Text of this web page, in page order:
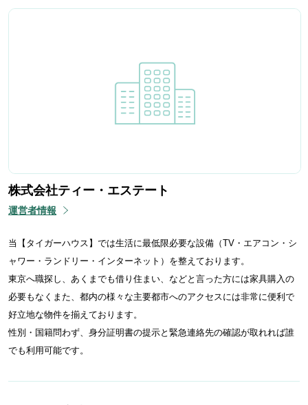
株式会社ティー・エステート
運営者情報
当【タイガーハウス】では生活に最低限必要な設備（TV・エアコン・シ
ャワー・ランドリー・インターネット）を整えております。
東京へ職探し、あくまでも借り住まい、などと言った方には家具購入の
必要もなくまた、都内の様々な主要都市へのアクセスには非常に便利で
好立地な物件を揃えております。
性別・国籍問わず、身分証明書の提示と緊急連絡先の確認が取れれば誰
でも利用可能です。